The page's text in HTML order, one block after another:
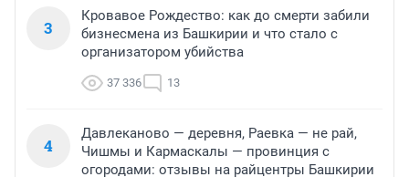
3
Кровавое Рождество: как до смерти забили
бизнесмена из Башкирии и что стало с
организатором убийства
37 336 13
4
Давлеканово — деревня, Раевка — не рай,
Чишмы и Кармаскалы — провинция с
огородами: отзывы на райцентры Башкирии